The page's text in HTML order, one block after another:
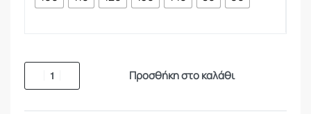
Προσθήκη στο καλάθι